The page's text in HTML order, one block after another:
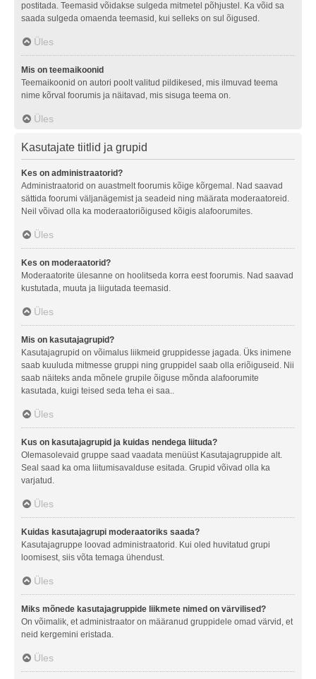
postitada. Teemasid võidakse sulgeda mitmetel põhjustel. Ka võid sa
saada sulgeda omaenda teemasid, kui selleks on sul õigused.
Üles
Mis on teemaikoonid
Teemaikoonid on autori poolt valitud pildikesed, mis ilmuvad teema
nime kõrval foorumis ja näitavad, mis sisuga teema on.
Üles
Kasutajate tiitlid ja grupid
Kes on administraatorid?
Administraatorid on auastmelt foorumis kõige kõrgemal. Nad saavad
sättida foorumi väljanägemist ja seadeid ning määrata moderaatoreid.
Neil võivad olla ka moderaatoriõigused kõigis alafoorumites.
Üles
Kes on moderaatorid?
Moderaatorite ülesanne on hoolitseda korra eest foorumis. Nad saavad
kustutada, muuta ja liigutada teemasid.
Üles
Mis on kasutajagrupid?
Kasutajagrupid on võimalus liikmeid gruppidesse jagada. Üks inimene
saab kuuluda mitmesse gruppi ning gruppidel saab olla eriõiguseid. Nii
saab näiteks anda mõnele grupile õiguse mõnda alafoorumite
kasutada, kuigi teised seda teha ei saa..
Üles
Kus on kasutajagrupid ja kuidas nendega liituda?
Olemasolevaid gruppe saad vaadata menüüst Kasutajagruppide alt.
Seal saad ka oma liitumisavalduse esitada. Grupid võivad olla ka
varjatud.
Üles
Kuidas kasutajagrupi moderaatoriks saada?
Kasutajagruppe loovad administraatorid. Kui oled huvitatud grupi
loomisest, siis võta temaga ühendust.
Üles
Miks mõnede kasutajagruppide liikmete nimed on värvilised?
On võimalik, et administraator on määranud gruppidele omad värvid, et
neid kergemini eristada.
Üles